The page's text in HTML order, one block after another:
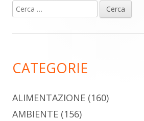
Barra
laterale
Ricerca
per:
CATEGORIE
ALIMENTAZIONE (160)
AMBIENTE (156)